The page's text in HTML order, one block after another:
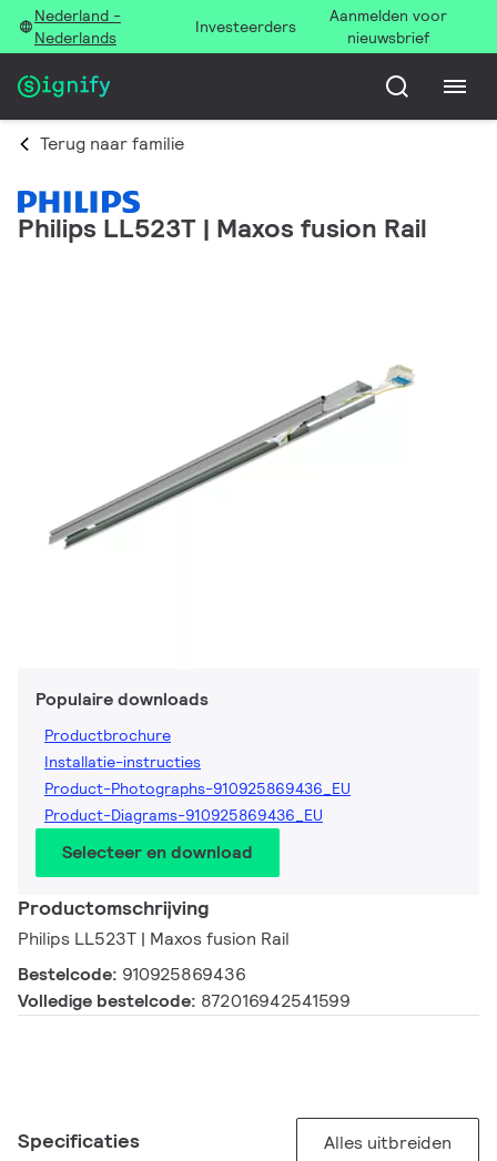
Nederland -
Nederlands
Investeerders
Aanmelden voor
nieuwsbrief
Terug naar familie
Philips LL523T | Maxos fusion Rail
Populaire downloads
Productbrochure
Installatie-instructies
Product-Photographs-910925869436_EU
Product-Diagrams-910925869436_EU
Selecteer en download
Productomschrijving
Philips LL523T | Maxos fusion Rail
Bestelcode: 910925869436
Volledige bestelcode: 872016942541599
Specificaties Alles uitbreiden